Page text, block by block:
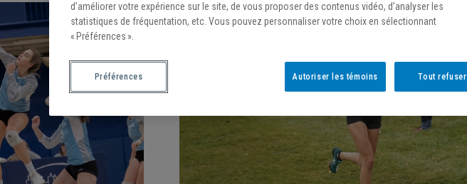
d’améliorer votre expérience sur le site, de vous proposer des contenus vidéo, d’analyser les
statistiques de fréquentation, etc. Vous pouvez personnaliser votre choix en sélectionnant
« Préférences ».
Tout refuser
Autoriser les témoins
Préférences